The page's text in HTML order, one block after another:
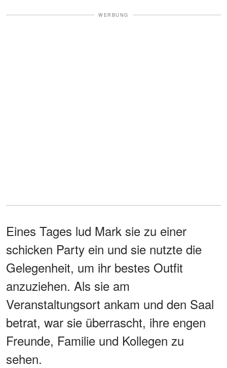
WERBUNG
Eines Tages lud Mark sie zu einer
schicken Party ein und sie nutzte die
Gelegenheit, um ihr bestes Outfit
anzuziehen. Als sie am
Veranstaltungsort ankam und den Saal
betrat, war sie überrascht, ihre engen
Freunde, Familie und Kollegen zu
sehen.